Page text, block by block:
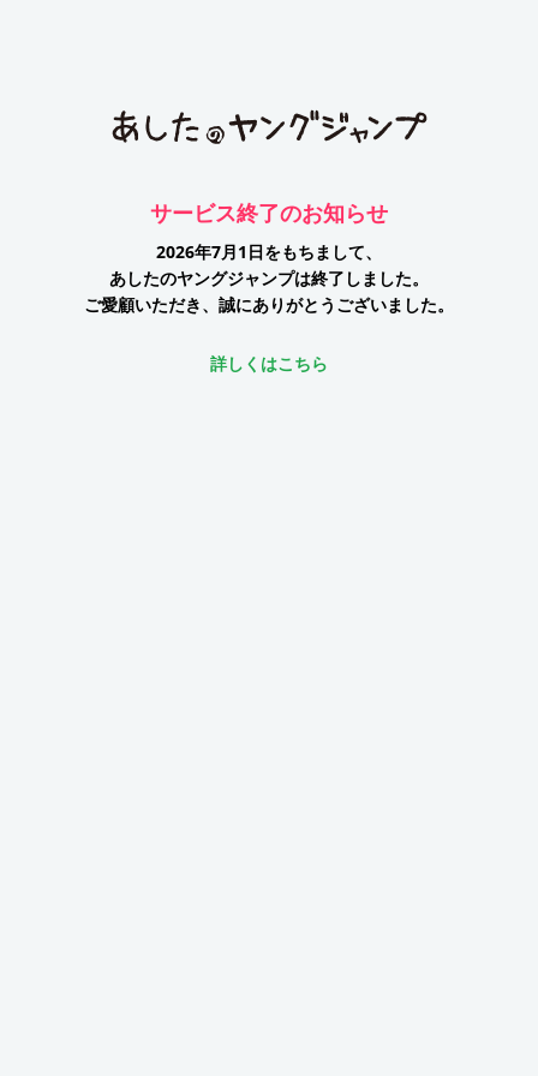
サービス終了のお知らせ
2026年7月1日をもちまして、
あしたのヤングジャンプは終了しました。
ご愛顧いただき、誠にありがとうございました。
詳しくはこちら